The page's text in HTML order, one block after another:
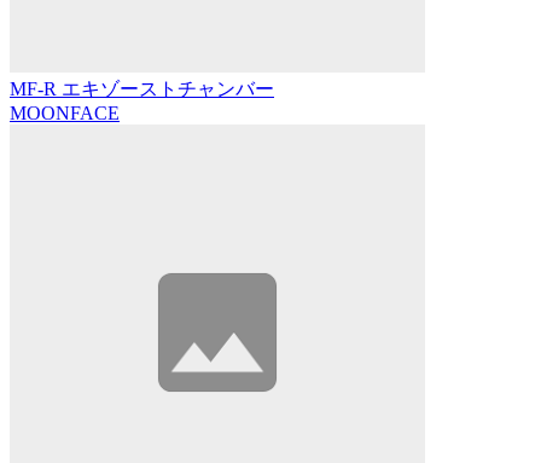
MF-R エキゾーストチャンバー
MOONFACE